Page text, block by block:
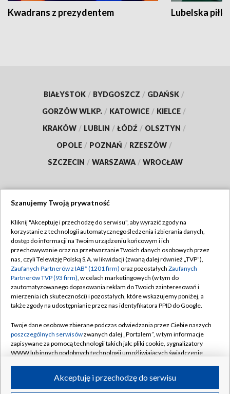
Kwadrans z prezydentem Lubelska piłka
BIAŁYSTOK / BYDGOSZCZ / GDAŃSK /
GORZÓW WLKP. / KATOWICE / KIELCE /
KRAKÓW / LUBLIN / ŁÓDŹ / OLSZTYN /
OPOLE / POZNAŃ / RZESZÓW /
SZCZECIN / WARSZAWA / WROCŁAW
TVP
Abonament TVP
Emisja w TVP
Centrum informacji TVP
Naziemna Telewizja Cyfrowa
Rada Programowa
System NOS
Informacje o nadawcy
Program dla prasy
Regulamin TVP
Polityka prywatności
Moje zgody
Pomoc
Kontakt
Kanały
Szanujemy Twoją prywatność
Kliknij "Akceptuję i przechodzę do serwisu", aby wyrazić zgody na
korzystanie z technologii automatycznego śledzenia i zbierania danych,
dostęp do informacji na Twoim urządzeniu końcowym i ich
przechowywanie oraz na przetwarzanie Twoich danych osobowych przez
nas, czyli Telewizję Polską S.A. w likwidacji (zwaną dalej również „TVP”),
Zaufanych Partnerów z IAB* (1201 firm) oraz pozostałych Zaufanych
Partnerów TVP (93 firm), w celach marketingowych (w tym do
zautomatyzowanego dopasowania reklam do Twoich zainteresowań i
mierzenia ich skuteczności) i pozostałych, które wskazujemy poniżej, a
także zgody na udostępnianie przez nas identyfikatora PPID do Google.
Twoje dane osobowe zbierane podczas odwiedzania przez Ciebie naszych
poszczególnych serwisówzwanych dalej „Portalem”, w tym informacje
zapisywane za pomocą technologii takich jak: pliki cookie, sygnalizatory
WWW lub innych podobnych technologii umożliwiających świadczenie
ruchu w Internecie.Akceptuję i przechodzę do serwisu